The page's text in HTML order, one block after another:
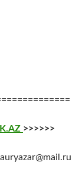
>>>>>>